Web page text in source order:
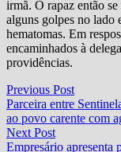
irmã. O rapaz então
alguns golpes no lado
hematomas. Em
encaminhados à
providências.
Navegação
de
Post
Previous PostPrevious
post:
Parceira entre
ao povo carente com
Next PostNext
post:
Empresário apresenta